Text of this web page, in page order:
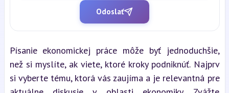
Odoslať
Písanie ekonomickej práce môže byť jednoduchšie,
než si myslíte, ak viete, ktoré kroky podniknúť. Najprv
si vyberte tému, ktorá vás zaujíma a je relevantná pre